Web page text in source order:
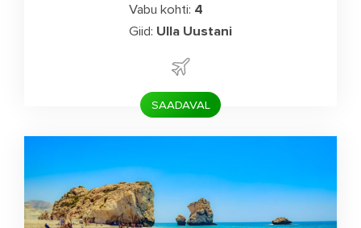
Vabu kohti: 4
Giid: Ulla Uustani
SAADAVAL